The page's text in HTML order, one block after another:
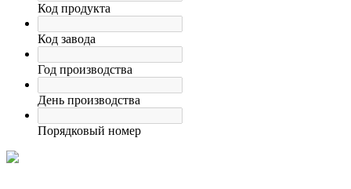
Код продукта
Код завода
Год производства
День производства
Порядковый номер